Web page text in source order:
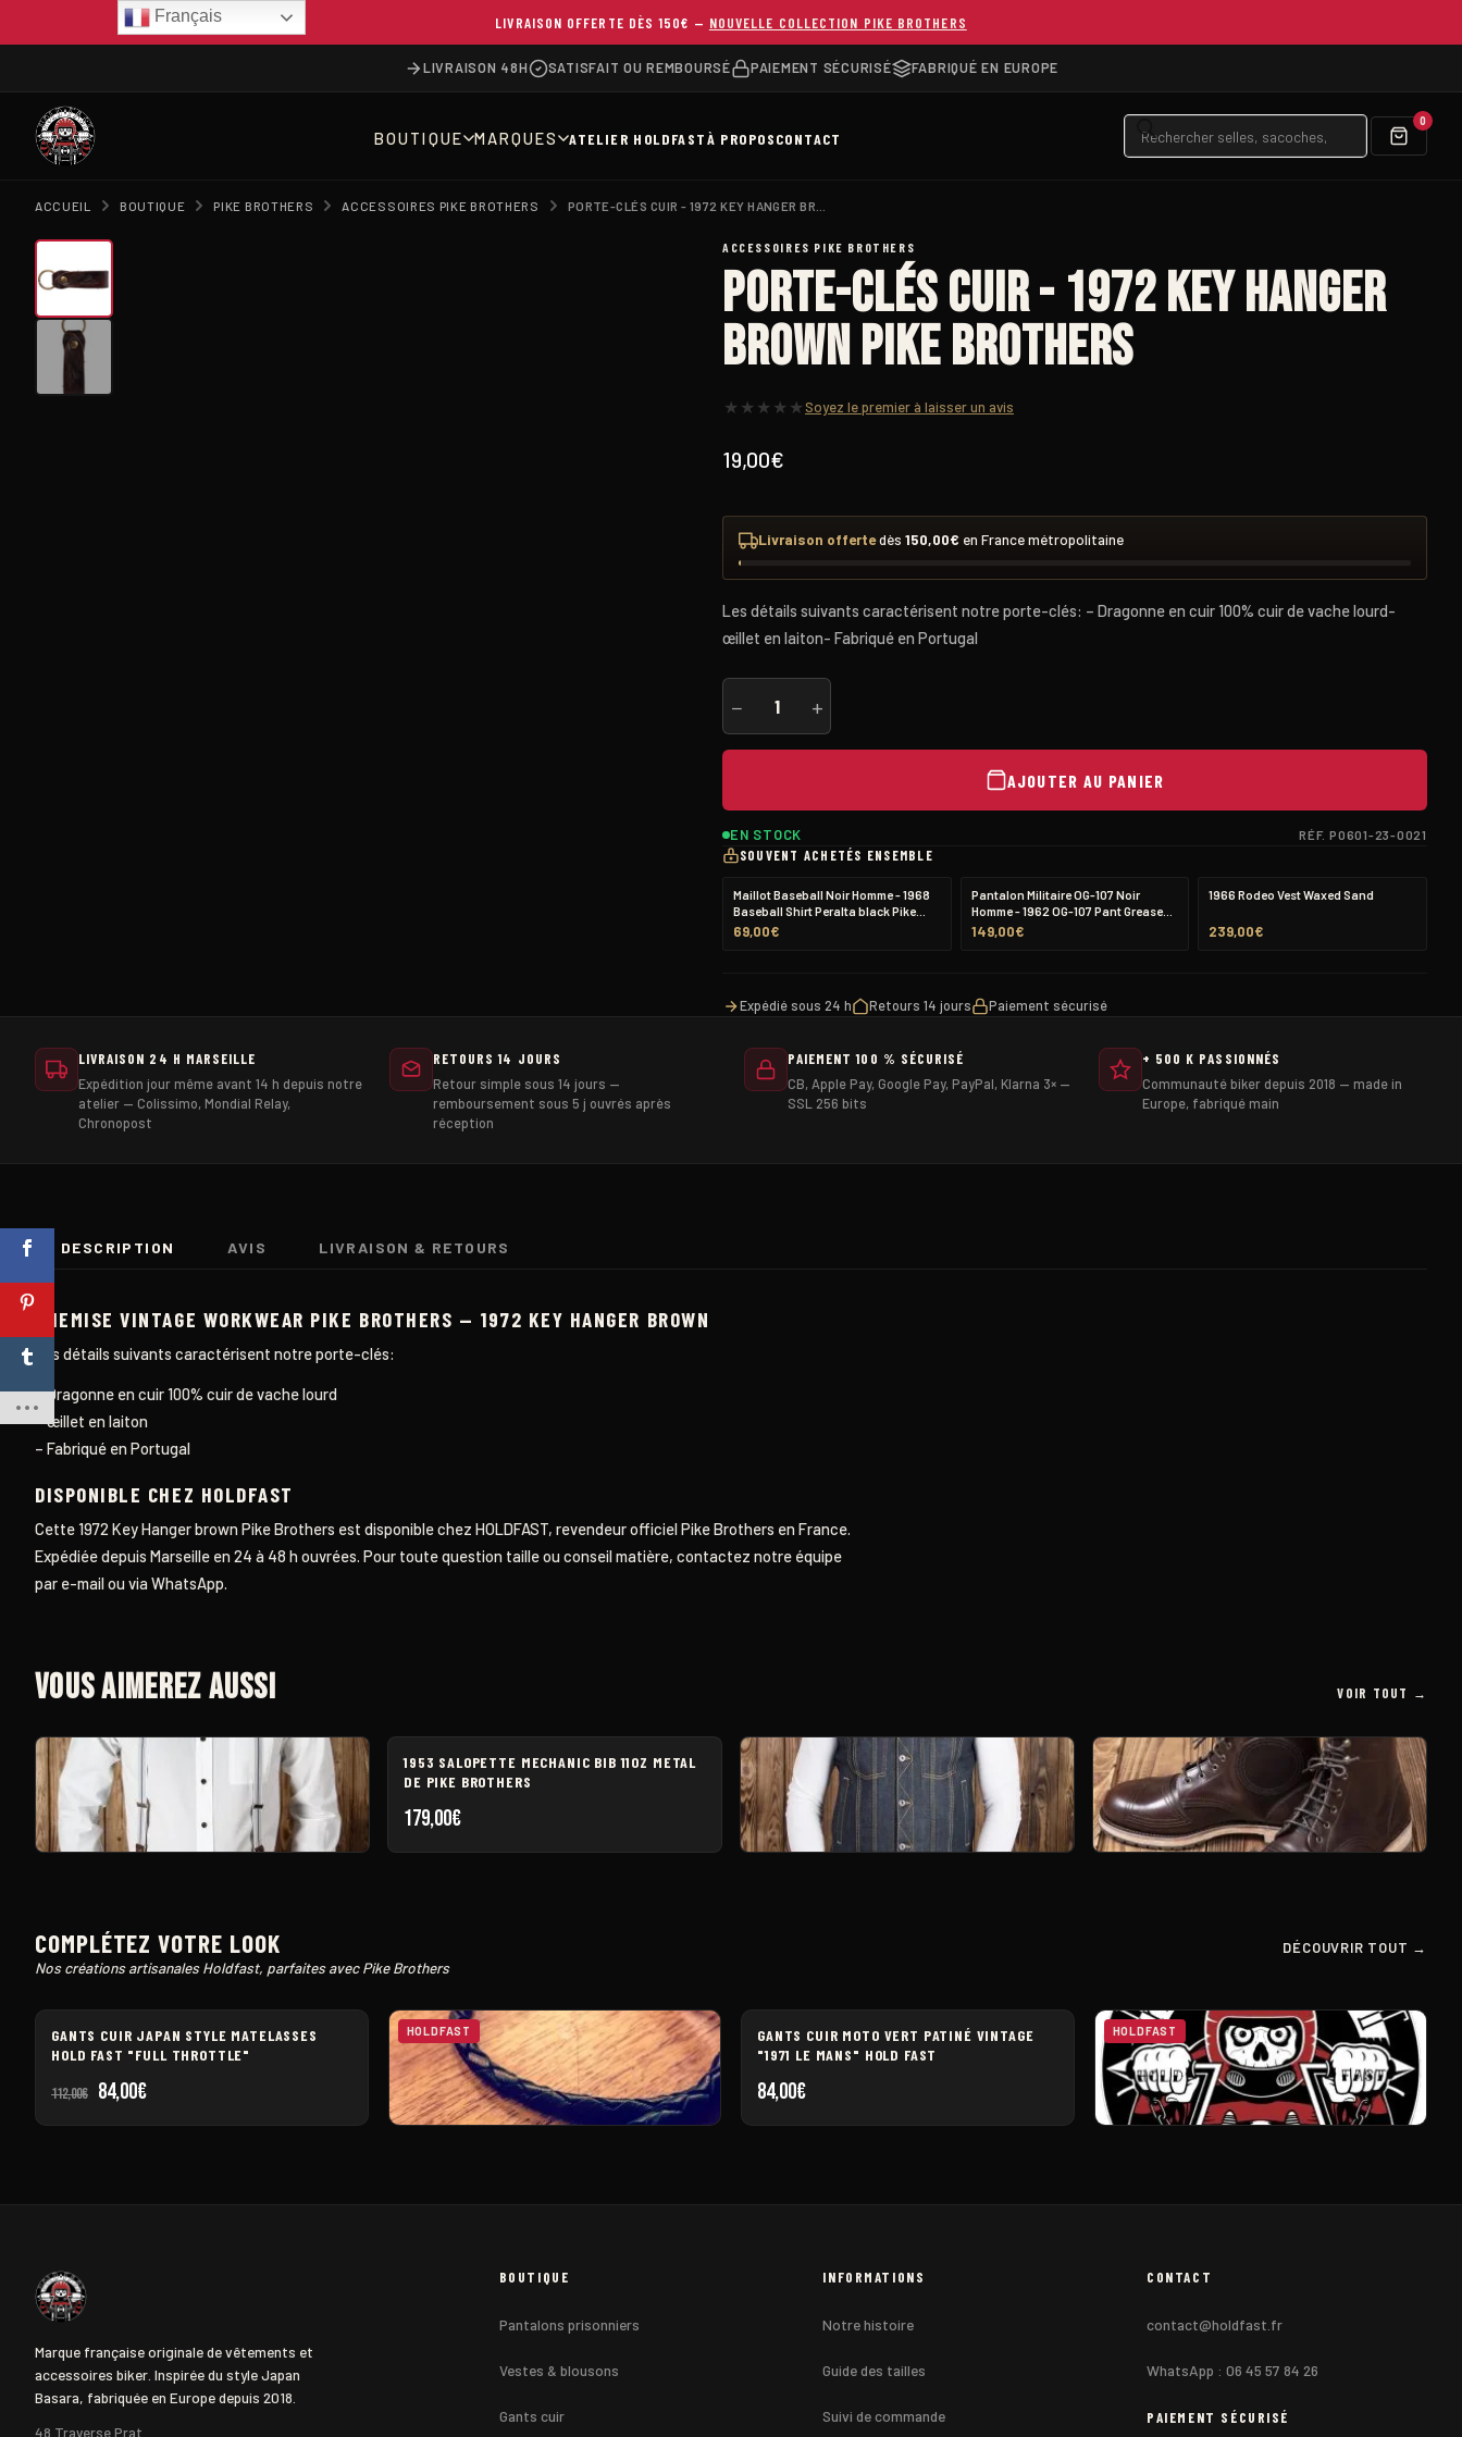
LIVRAISON OFFERTE DÈS 150€ — NOUVELLE COLLECTION PIKE BROTHERS
LIVRAISON 48H SATISFAIT OU REMBOURSÉ PAIEMENT SÉCURISÉ FABRIQUÉ EN EUROPE
BOUTIQUE MARQUES ATELIER HOLDFASTÀ PROPOSCONTACT
Recherche
de
0
ACCUEIL BOUTIQUE PIKE BROTHERS ACCESSOIRES PIKE BROTHERS 1 / 2
ACCESSOIRES PIKE BROTHERS
Porte-Clés Cuir - 1972 Key Hanger
brown Pike Brothers
★ ★ ★ ★ ★Soyez le premier à laisser un avis
19,00€
Livraison offertedès 150,00€ en France métropolitaine
Les détails suivants caractérisent notre porte-clés: – Dragonne en cuir 100% cuir de vache lourd-
œillet en laiton- Fabriqué en Portugal
quantité
de
Clés
Cuir
-
1972
Key
brown
Pike
Brothers
− +
AJOUTER AU PANIER
EN STOCK
RÉF. P0601-23-0021
SOUVENT ACHETÉS ENSEMBLE
Maillot Baseball Noir Homme - 1968
Baseball Shirt Peralta black Pike
Brothers
69,00€
Pantalon Militaire OG-107 Noir
Homme - 1962 OG-107 Pant Grease
Black Pike Brothers
149,00€
1966 Rodeo Vest Waxed Sand
239,00€
Expédié sous 24 h Retours 14 jours Paiement sécurisé
LIVRAISON 24 H MARSEILLE
Expédition jour même avant 14 h depuis notre
atelier — Colissimo, Mondial Relay,
Chronopost
RETOURS 14 JOURS
Retour simple sous 14 jours —
remboursement sous 5 j ouvrés après
réception
PAIEMENT 100 % SÉCURISÉ
CB, Apple Pay, Google Pay, PayPal, Klarna 3× —
SSL 256 bits
+ 500 K PASSIONNÉS
Communauté biker depuis 2018 — made in
Europe, fabriqué main
DESCRIPTION AVIS LIVRAISON & RETOURS
CHEMISE VINTAGE WORKWEAR PIKE BROTHERS — 1972 KEY HANGER BROWN
Les détails suivants caractérisent notre porte-clés:
– Dragonne en cuir 100% cuir de vache lourd
– œillet en laiton
– Fabriqué en Portugal
DISPONIBLE CHEZ HOLDFAST
Cette 1972 Key Hanger brown Pike Brothers est disponible chez HOLDFAST, revendeur officiel Pike Brothers en France.
Expédiée depuis Marseille en 24 à 48 h ouvrées. Pour toute question taille ou conseil matière, contactez notre équipe
par e-mailou via WhatsApp.
Vous aimerez aussi VOIR TOUT →
1953 SALOPETTE MECHANIC BIB 11OZ METAL
DE PIKE BROTHERS
179,00€
COMPLÉTEZ VOTRE LOOK
Nos créations artisanales Holdfast, parfaites avec Pike Brothers
DÉCOUVRIR TOUT →
HOLDFAST
GANTS CUIR JAPAN STYLE MATELASSES
HOLD FAST "FULL THROTTLE"
112,00€
Le
prix
était :
84,00€Le
prix
est :
HOLDFAST
GANTS CUIR MOTO VERT PATINÉ VINTAGE
"1971 LE MANS" HOLD FAST
84,00€
HOLDFAST
Marque française originale de vêtements et
accessoires biker. Inspirée du style Japan
Basara, fabriquée en Europe depuis 2018.
48 Traverse Prat
BOUTIQUE
Pantalons prisonniers
Vestes & blousons
Gants cuir
INFORMATIONS
Notre histoire
Guide des tailles
Suivi de commande
CONTACT
contact@holdfast.fr
WhatsApp : 06 45 57 84 26
PAIEMENT SÉCURISÉ
Français